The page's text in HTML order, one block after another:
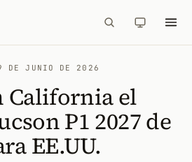
DE JUNIO DE 2026
California el
P1 2027 de
EE.UU.